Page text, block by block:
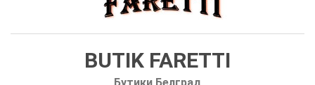
BUTIK FARETTI